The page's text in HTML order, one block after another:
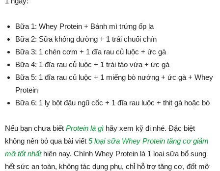
Bữa 1: Whey Protein + Bánh mì trứng ốp la
Bữa 2: Sữa không đường + 1 trái chuối chín
Bữa 3: 1 chén cơm + 1 đĩa rau củ luộc + ức gà
Bữa 4: 1 đĩa rau củ luộc + 1 trái táo vừa + ức gà
Bữa 5: 1 đĩa rau củ luộc + 1 miếng bò nướng + ức gà + Whey
Protein
Bữa 6: 1 ly bột đậu ngũ cốc + 1 đĩa rau luộc + thịt gà hoặc bò
Nếu bạn chưa biết Protein là gì hãy xem kỹ đi nhé. Đặc biệt
không nên bỏ qua bài viết 5 loại sữa Whey Protein tăng cơ giảm
mỡ tốt nhấthiện nay. Chính Whey Protein là 1 loại sữa bổ sung
hết sức an toàn, không tác dụng phụ, chỉ hỗ trợ tăng cơ, đốt mỡ